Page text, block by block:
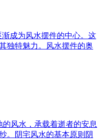
成为风水摆件的中心。这
独特魅力。风水摆件的奥
风水，承载着逝者的安息
。阴宅风水的基本原则阴